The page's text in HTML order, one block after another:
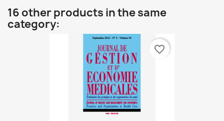
16 other products in the same
category:
favorite_border